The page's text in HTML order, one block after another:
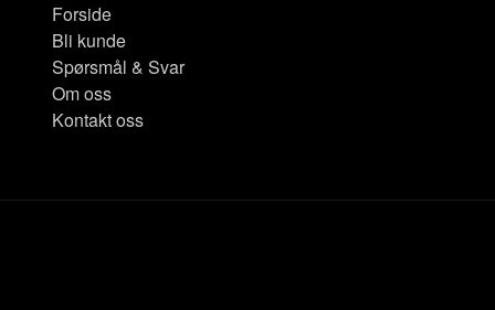
Forside
Bli kunde
Spørsmål & Svar
Om oss
Kontakt oss